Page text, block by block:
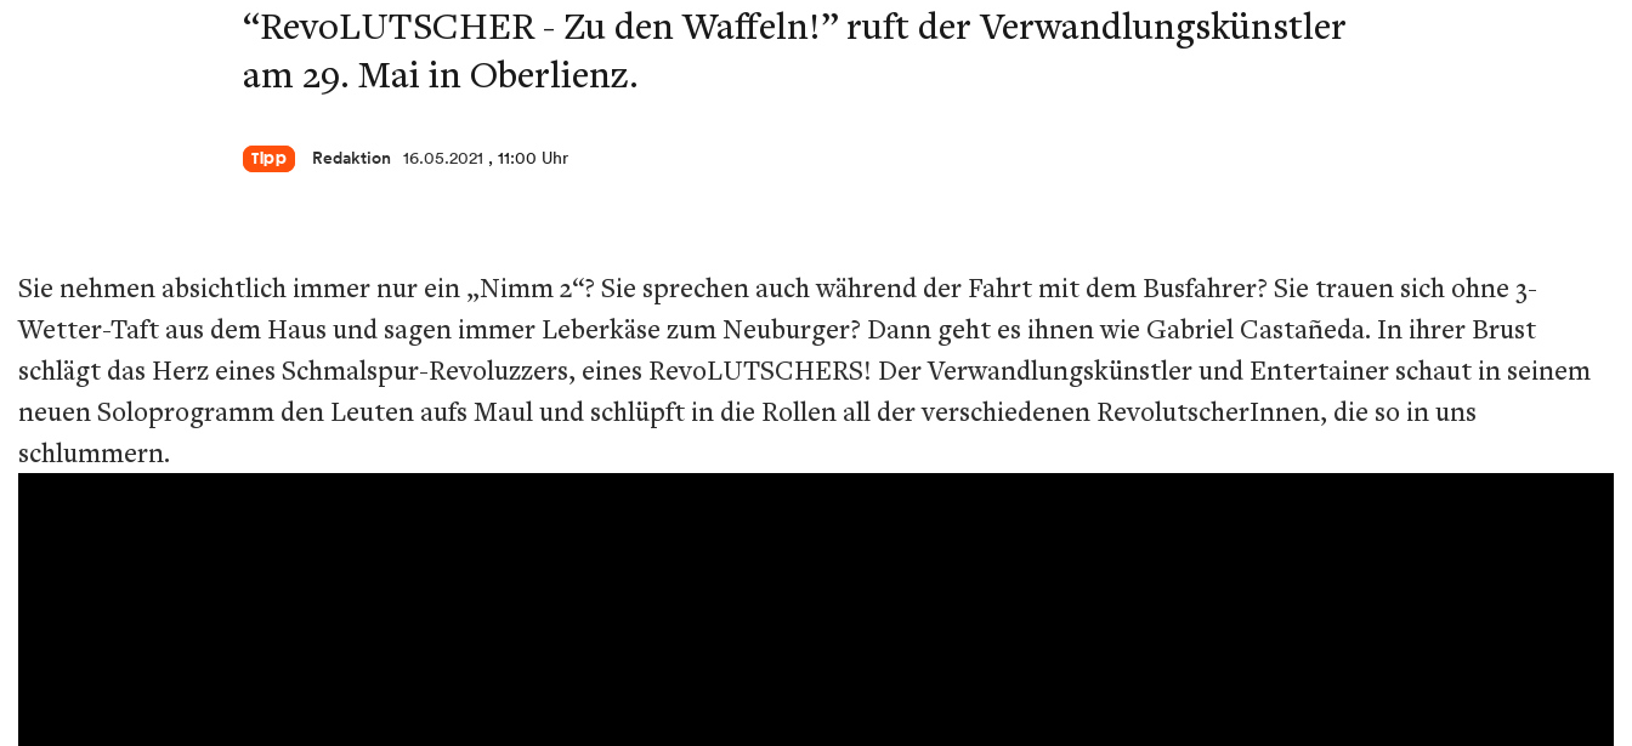
“RevoLUTSCHER - Zu den Waffeln!” ruft der Verwandlungskünstler
am 29. Mai in Oberlienz.
Tipp Redaktion 16.05.2021 , 11:00 Uhr
Sie nehmen absichtlich immer nur ein „Nimm 2“? Sie sprechen auch während der Fahrt mit dem Busfahrer? Sie trauen sich ohne 3-
Wetter-Taft aus dem Haus und sagen immer Leberkäse zum Neuburger? Dann geht es ihnen wie Gabriel Castañeda. In ihrer Brust
schlägt das Herz eines Schmalspur-Revoluzzers, eines RevoLUTSCHERS! Der Verwandlungskünstler und Entertainer schaut in seinem
neuen Soloprogramm den Leuten aufs Maul und schlüpft in die Rollen all der verschiedenen RevolutscherInnen, die so in uns
schlummern.